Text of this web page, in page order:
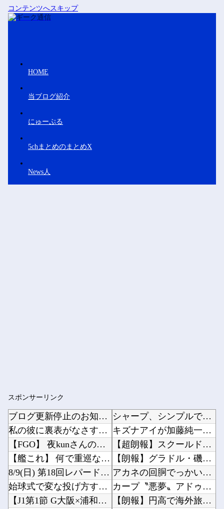
コンテンツへスキップ
HOME
当ブログ紹介
にゅーぷる
5chまとめのまとめX
News人
スポンサーリンク
ブログ更新停止のお知らせ
私の彼に裏表がなさすぎる 第3話
【FGO】 夜kunさんのモルガンイラスト！！ 蝶の羽好きです！
【艦これ】 何で重巡なのに先制雷撃撃つんですか
8/9(日) 第18回レパードステークス(GⅢ)
始球式で変な投げ方する人って結構いるけどさ
【J1第1節 G大阪×浦和】 G大阪が逆転勝利で開幕白星スタート！数的優位の中で逆転を許す...
シャープ、シンプルで使いやすいオーブンレンジ「RE-WF187」他
キズナアイが加藤純一と絡み出したけどどうなんだ？他
【超朗報】スクールドッグを導入した学校、不登校が激減→JK「犬のために学校行きたくなる」他
【朗報】グラドル・磯部優花、次に爆売れ間違いなしのイベントが話題にｗｗｗｗ他
アカネの回胴でっかいどう #04【「スマスロ とある魔術の禁書目録2」アカネ初 新台実戦!...
カープ〝悪夢〟アドゥワが筒香にサヨナラ被弾。坂倉11号！斉藤優5回2失点！辻遠藤ら0封も高...
【朗報】円高で海外旅行勢が大興奮→30カ国目の猛者に一同尊敬ｗｗｗ他